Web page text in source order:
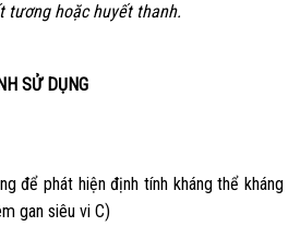
tương hoặc huyết thanh.
SỬ DỤNG
để phát hiện định tính kháng thể kháng
gan siêu vi C)